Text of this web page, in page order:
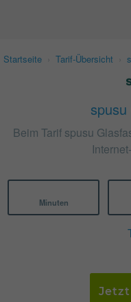
Startseite Tarif-Übersicht
Beim Tarif spusu
Minuten